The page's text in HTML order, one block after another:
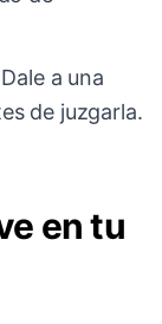
Dale a una
de juzgarla.
en tu